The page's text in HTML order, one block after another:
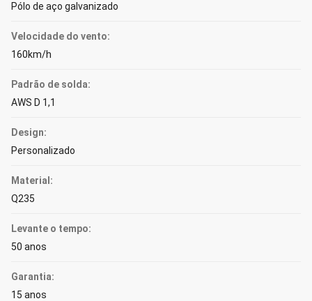
Pólo de aço galvanizado
Velocidade do vento:
160km/h
Padrão de solda:
AWS D 1,1
Design:
Personalizado
Material:
Q235
Levante o tempo:
50 anos
Garantia:
15 anos